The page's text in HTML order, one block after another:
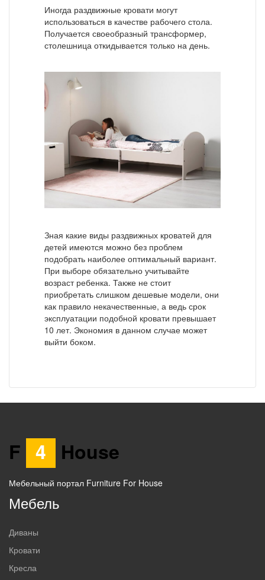
Иногда раздвижные кровати могут
использоваться в качестве рабочего стола.
Получается своеобразный трансформер,
столешница откидывается только на день.
Зная какие виды раздвижных кроватей для
детей имеются можно без проблем
подобрать наиболее оптимальный вариант.
При выборе обязательно учитывайте
возраст ребенка. Также не стоит
приобретать слишком дешевые модели, они
как правило некачественные, а ведь срок
эксплуатации подобной кровати превышает
10 лет. Экономия в данном случае может
выйти боком.
F 4 House
Мебельный портал Furniture For House
Мебель
Диваны
Кровати
Кресла